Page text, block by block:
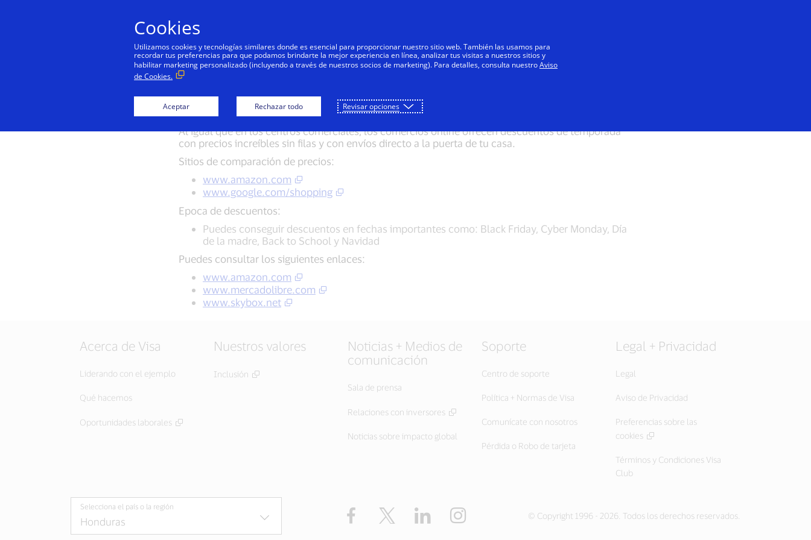
Personas Negocios Innovadores Todos
Ventas de la temporada
Al igual que en los centros comerciales, los comercios online ofrecen descuentos de temporada
con precios increíbles sin filas y con envíos directo a la puerta de tu casa.
Sitios de comparación de precios:
www.amazon.com
www.google.com/shopping
Epoca de descuentos:
Puedes conseguir descuentos en fechas importantes como: Black Friday, Cyber Monday, Día
de la madre, Back to School y Navidad
Puedes consultar los siguientes enlaces:
www.amazon.com
www.mercadolibre.com
www.skybox.net
Acerca de Visa
Liderando con el ejemplo
Qué hacemos
Oportunidades laborales
Nuestros valores
Inclusión
Noticias + Medios de
comunicación
Sala de prensa
Relaciones con inversores
Noticias sobre impacto global
Soporte
Centro de soporte
Política + Normas de Visa
Comunícate con nosotros
Pérdida o Robo de tarjeta
Legal + Privacidad
Legal
Aviso de Privacidad
Preferencias sobre las
cookies
Términos y Condiciones Visa
Club
Selecciona el país o la región Facebook Twitter LinkedIn © Copyright 1996 - 2026. Todos los derechos reservados.
Cookies
Utilizamos cookies y tecnologías similares donde es esencial para proporcionar nuestro sitio web. También las usamos para
recordar tus preferencias para que podamos brindarte la mejor experiencia en línea, analizar tus visitas a nuestros sitios y
habilitar marketing personalizado (incluyendo a través de nuestros socios de marketing). Para detalles, consulta nuestroAviso
de Cookies.
Aceptar Rechazar todo Revisar opciones